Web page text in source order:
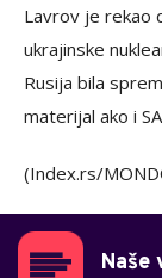
Lavrov je rekao
ukrajinske
Rusija bila
materijal ako i
(Index.rs/
Naše